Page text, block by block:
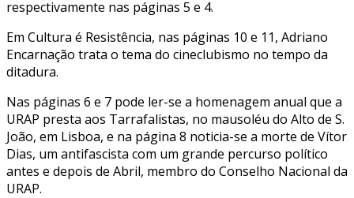
respectivamente nas páginas 5 e 4.
Em Cultura é Resistência, nas páginas 10 e 11, Adriano
Encarnação trata o tema do cineclubismo no tempo da
ditadura.
Nas páginas 6 e 7 pode ler-se a homenagem anual que a
URAP presta aos Tarrafalistas, no mausoléu do Alto de S.
João, em Lisboa, e na página 8 noticia-se a morte de Vítor
Dias, um antifascista com um grande percurso político
antes e depois de Abril, membro do Conselho Nacional da
URAP.